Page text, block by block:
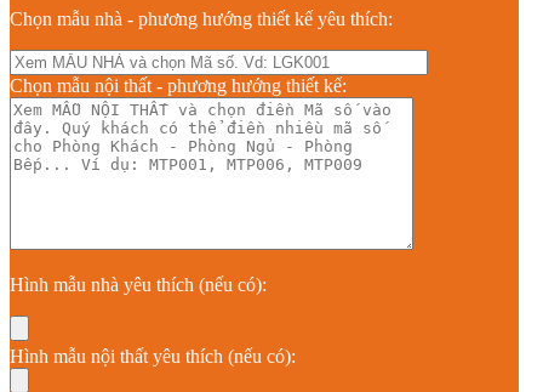
Chọn mẫu nhà - phương hướng thiết kế yêu thích:
Chọn mẫu nội thất - phương hướng thiết kế:
Hình mẫu nhà yêu thích (nếu có):
Hình mẫu nội thất yêu thích (nếu có):